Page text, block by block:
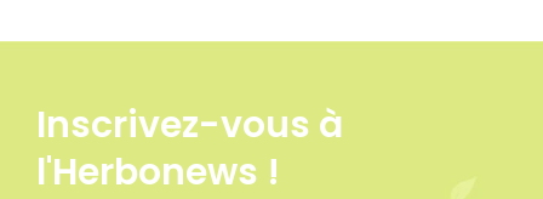
Inscrivez-vous à
l'Herbonews !